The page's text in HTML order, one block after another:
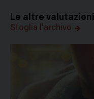
Le altre valutazioni
Sfoglia l'archivo